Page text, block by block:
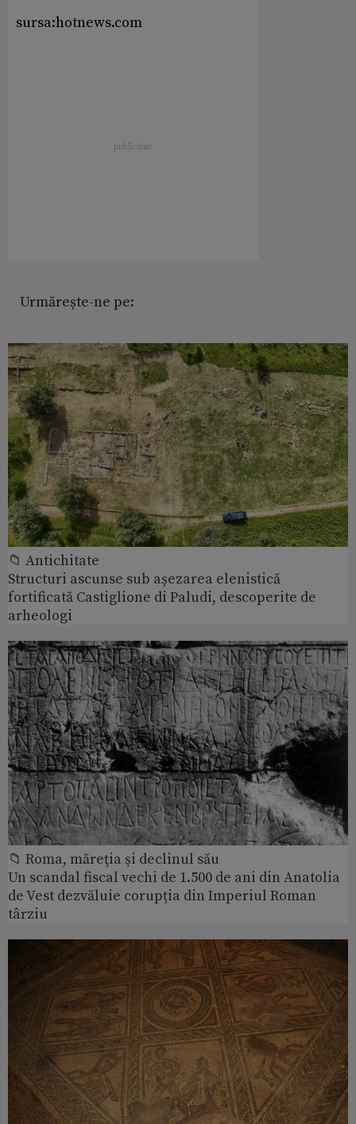
sursa:hotnews.com
Urmărește-ne pe:
📁 Antichitate
Structuri ascunse sub așezarea elenistică
fortificată Castiglione di Paludi, descoperite de
arheologi
📁 Roma, măreţia şi declinul său
Un scandal fiscal vechi de 1.500 de ani din Anatolia
de Vest dezvăluie corupția din Imperiul Roman
târziu